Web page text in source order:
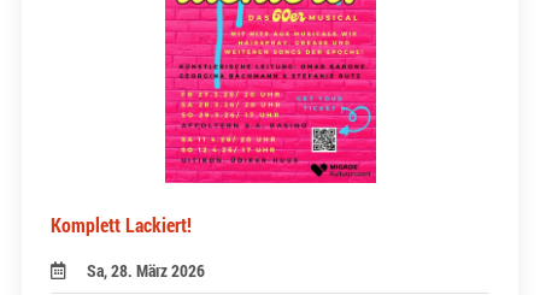
Komplett Lackiert!
Sa, 28. März 2026